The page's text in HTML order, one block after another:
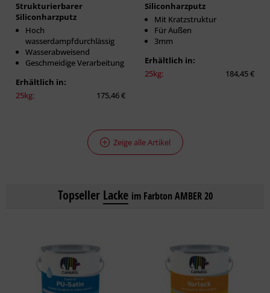
Strukturierbarer
Siliconharzputz
Hoch
wasserdampfdurchlässig
Wasserabweisend
Geschmeidige Verarbeitung
Erhältlich in:
25kg:
175,46 €
Siliconharzputz
Mit Kratzstruktur
Für Außen
3mm
Erhältlich in:
25kg:
184,45 €
Zeige alle Artikel
Topseller Lacke im Farbton AMBER 20